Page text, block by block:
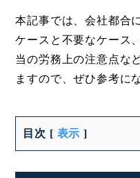
本記事では、会社都合
ケースと不要なケース
当の労務上の注意点な
ますので、ぜひ参考に
目次 [ 表示 ]